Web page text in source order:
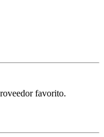
favorito.